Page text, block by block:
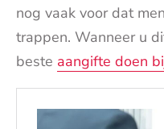
nog vaak voor dat
trappen. Wanneer u
beste aangifte doen